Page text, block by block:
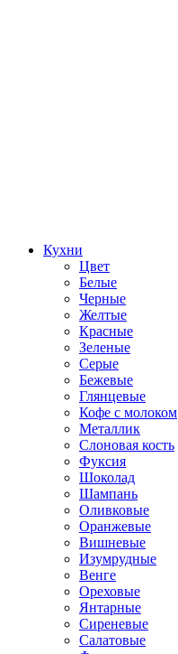
Кухни
Цвет
Белые
Черные
Желтые
Красные
Зеленые
Серые
Бежевые
Глянцевые
Кофе с молоком
Металлик
Слоновая кость
Фуксия
Шоколад
Шампань
Оливковые
Оранжевые
Вишневые
Изумрудные
Венге
Ореховые
Янтарные
Сиреневые
Салатовые